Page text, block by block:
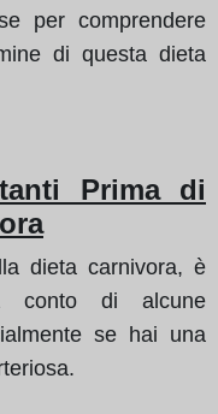
per comprendere
di questa dieta
Prima di
dieta carnivora, è
conto di alcune
se hai una